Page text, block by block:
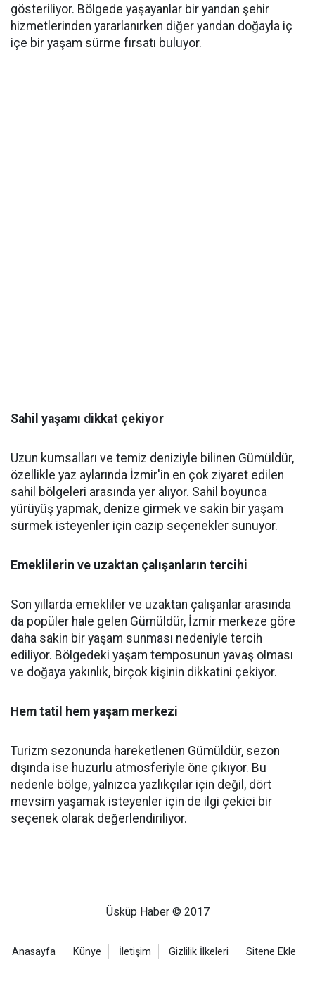
gösteriliyor. Bölgede yaşayanlar bir yandan şehir
hizmetlerinden yararlanırken diğer yandan doğayla iç
içe bir yaşam sürme fırsatı buluyor.
Sahil yaşamı dikkat çekiyor
Uzun kumsalları ve temiz deniziyle bilinen Gümüldür,
özellikle yaz aylarında İzmir'in en çok ziyaret edilen
sahil bölgeleri arasında yer alıyor. Sahil boyunca
yürüyüş yapmak, denize girmek ve sakin bir yaşam
sürmek isteyenler için cazip seçenekler sunuyor.
Emeklilerin ve uzaktan çalışanların tercihi
Son yıllarda emekliler ve uzaktan çalışanlar arasında
da popüler hale gelen Gümüldür, İzmir merkeze göre
daha sakin bir yaşam sunması nedeniyle tercih
ediliyor. Bölgedeki yaşam temposunun yavaş olması
ve doğaya yakınlık, birçok kişinin dikkatini çekiyor.
Hem tatil hem yaşam merkezi
Turizm sezonunda hareketlenen Gümüldür, sezon
dışında ise huzurlu atmosferiyle öne çıkıyor. Bu
nedenle bölge, yalnızca yazlıkçılar için değil, dört
mevsim yaşamak isteyenler için de ilgi çekici bir
seçenek olarak değerlendiriliyor.
Üsküp Haber © 2017
Anasayfa Künye İletişim Gizlilik İlkeleri Sitene Ekle